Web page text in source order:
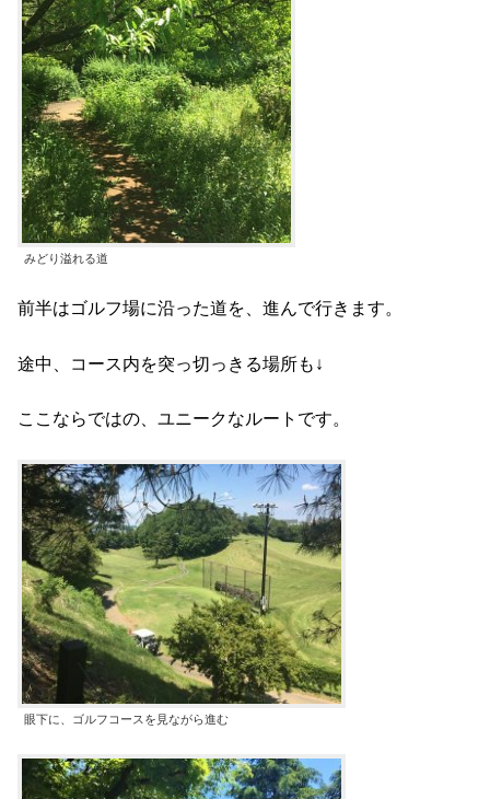
みどり溢れる道
前半はゴルフ場に沿った道を、進んで行きます。
途中、コース内を突っ切っきる場所も↓
ここならではの、ユニークなルートです。
眼下に、ゴルフコースを見ながら進む